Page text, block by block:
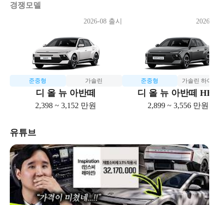
경쟁모델
준중형 가솔린
디 올 뉴 아반떼
2026-08 출시
2,398 ~ 3,152 만원
준중형 가솔린 하이
디 올 뉴 아반떼 HEV
2026-
2,899 ~ 3,556 만원
유튜브